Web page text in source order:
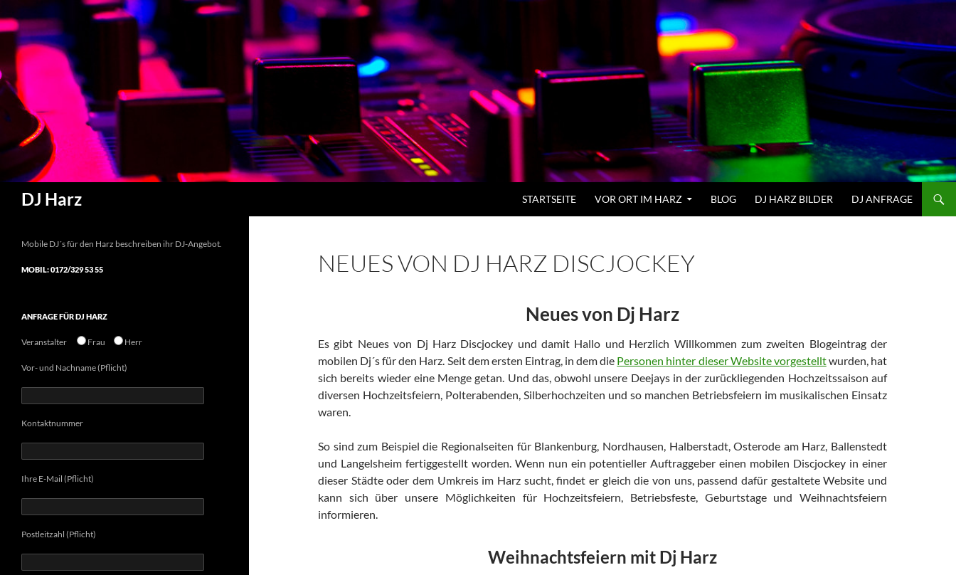
DJ Harz
Suchen
STARTSEITE
VOR ORT IM HARZ BLOG DJ HARZ BILDER DJ ANFRAGE
NEUES VON DJ HARZ DISCJOCKEY
Neues von Dj Harz
Es gibt Neues von Dj Harz Discjockey und damit Hallo und Herzlich Willkommen zum zweiten Blogeintrag der
mobilen Dj´s für den Harz. Seit dem ersten Eintrag, in dem die Personen hinter dieser Website vorgestelltwurden, hat
sich bereits wieder eine Menge getan. Und das, obwohl unsere Deejays in der zurückliegenden Hochzeitssaison auf
diversen Hochzeitsfeiern, Polterabenden, Silberhochzeiten und so manchen Betriebsfeiern im musikalischen Einsatz
waren.
So sind zum Beispiel die Regionalseiten für Blankenburg, Nordhausen, Halberstadt, Osterode am Harz, Ballenstedt
und Langelsheim fertiggestellt worden. Wenn nun ein potentieller Auftraggeber einen mobilen Discjockey in einer
dieser Städte oder dem Umkreis im Harz sucht, findet er gleich die von uns, passend dafür gestaltete Website und
kann sich über unsere Möglichkeiten für Hochzeitsfeiern, Betriebsfeste, Geburtstage und Weihnachtsfeiern
informieren.
Weihnachtsfeiern mit Dj Harz
Mobile DJ´s für den Harz beschreiben ihr DJ-Angebot.
MOBIL: 0172/329 53 55
ANFRAGE FÜR DJ HARZ
Veranstalter Frau Herr
Vor- und Nachname (Pflicht)
Kontaktnummer
Ihre E-Mail (Pflicht)
Postleitzahl (Pflicht)